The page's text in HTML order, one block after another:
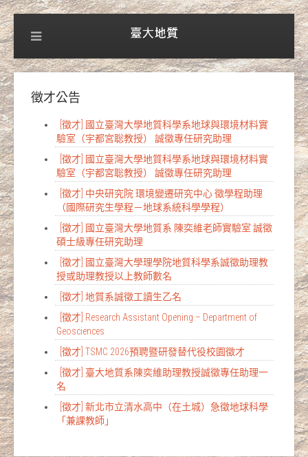
徵才公告
[徵才] 國立臺灣大學地質科學系地球與環境材料實
驗室（宇都宮聡教授） 誠徵專任研究助理
[徵才] 國立臺灣大學地質科學系地球與環境材料實
驗室（宇都宮聡教授） 誠徵專任研究助理
[徵才] 中央研究院 環境變遷研究中心 徵學程助理
（國際研究生學程－地球系統科學學程）
[徵才] 國立臺灣大學地質系 陳奕維老師實驗室 誠徵
碩士級專任研究助理
[徵才] 國立臺灣大學理學院地質科學系誠徵助理教
授或助理教授以上教師數名
[徵才] 地質系誠徵工讀生乙名
[徵才] Research Assistant Opening – Department of
Geosciences
[徵才] TSMC 2026預聘暨研發替代役校園徵才
[徵才] 臺大地質系陳奕維助理教授誠徵專任助理一
名
[徵才] 新北市立清水高中（在土城）急徵地球科學
「兼課教師」